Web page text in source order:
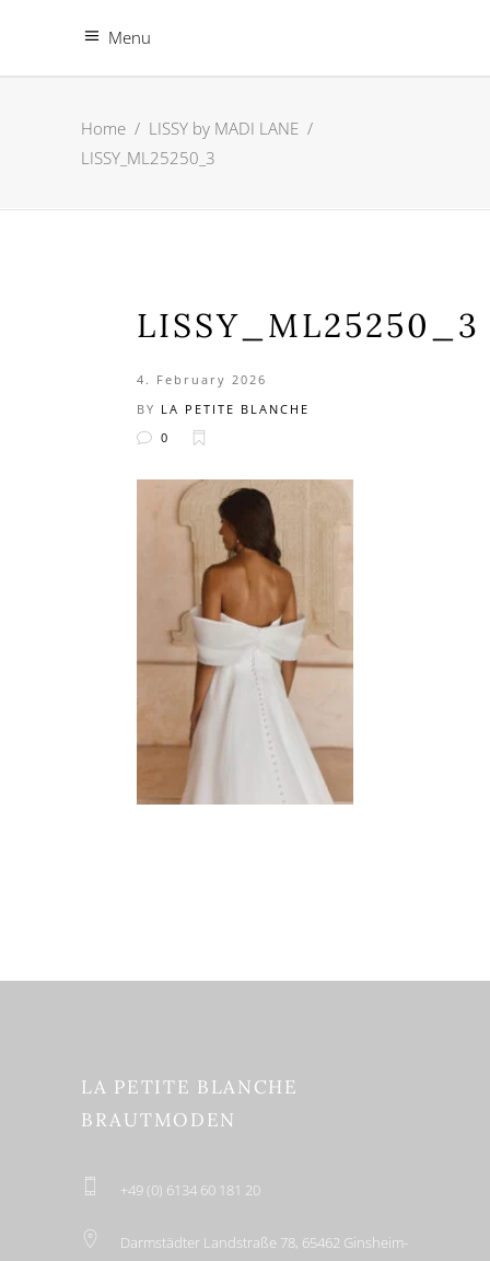
Menu
Home / LISSY by MADI LANE /
LISSY_ML25250_3
LISSY_ML25250_3
4. February 2026
BY LA PETITE BLANCHE
0
LA PETITE BLANCHE
BRAUTMODEN
+49 (0) 6134 60 181 20
Darmstädter Landstraße 78, 65462 Ginsheim-